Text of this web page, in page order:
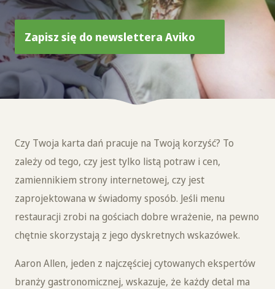
Zapisz się do newslettera Aviko
Czy Twoja karta dań pracuje na Twoją korzyść? To
zależy od tego, czy jest tylko listą potraw i cen,
zamiennikiem strony internetowej, czy jest
zaprojektowana w świadomy sposób. Jeśli menu
restauracji zrobi na gościach dobre wrażenie, na pewno
chętnie skorzystają z jego dyskretnych wskazówek.
Aaron Allen, jeden z najczęściej cytowanych ekspertów
branży gastronomicznej, wskazuje, że każdy detal ma